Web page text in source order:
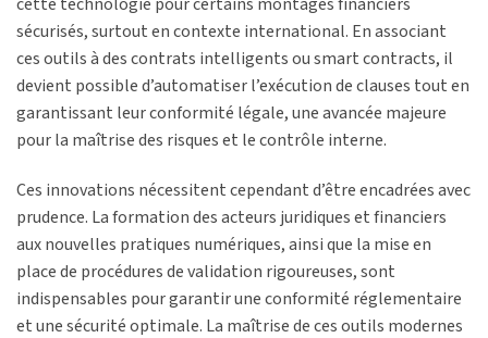
sécurisés, surtout en contexte international. En associant
ces outils à des contrats intelligents ou smart contracts, il
devient possible d’automatiser l’exécution de clauses tout en
garantissant leur conformité légale, une avancée majeure
pour la maîtrise des risques et le contrôle interne.
Ces innovations nécessitent cependant d’être encadrées avec
prudence. La formation des acteurs juridiques et financiers
aux nouvelles pratiques numériques, ainsi que la mise en
place de procédures de validation rigoureuses, sont
indispensables pour garantir une conformité réglementaire
et une sécurité optimale. La maîtrise de ces outils modernes